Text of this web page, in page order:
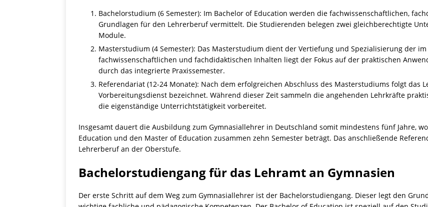
Bachelorstudium (6 Semester): Im Bachelor of Education werden die fachwissenschaftlichen,
Grundlagen für den Lehrerberuf vermittelt. Die Studierenden belegen zwei gleichberechtigte
Module.
Masterstudium (4 Semester): Das Masterstudium dient der Vertiefung und Spezialisierung der
fachwissenschaftlichen und fachdidaktischen Inhalten liegt der Fokus auf der praktischen
durch das integrierte Praxissemester.
Referendariat (12-24 Monate): Nach dem erfolgreichen Abschluss des Masterstudiums folgt das
Vorbereitungsdienst bezeichnet. Während dieser Zeit sammeln die angehenden Lehrkräfte
die eigenständige Unterrichtstätigkeit vorbereitet.
Insgesamt dauert die Ausbildung zum Gymnasiallehrer in Deutschland somit mindestens fünf Jahre,
Education und den Master of Education zusammen zehn Semester beträgt. Das anschließende
Lehrerberuf an der Oberstufe.
Bachelorstudiengang für das Lehramt an Gymnasien
Der erste Schritt auf dem Weg zum Gymnasiallehrer ist der Bachelorstudiengang. Dieser legt den